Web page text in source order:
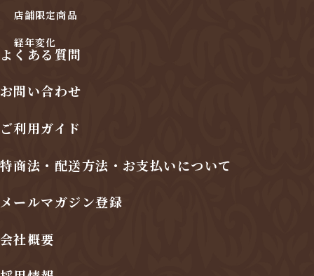
店舗限定商品
経年変化
よくある質問
お問い合わせ
ご利用ガイド
特商法・配送方法・お支払いについて
メールマガジン登録
会社概要